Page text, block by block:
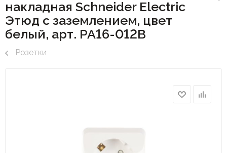
накладная Schneider Electric
Этюд с заземлением, цвет
белый, арт. PA16-012B
Розетки